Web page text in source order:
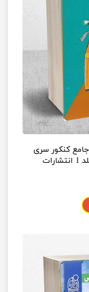
جامع کنکور سری
مجموعه کتاب های موضوعی جلد 1 انتشارات